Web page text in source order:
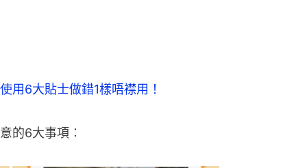
用6大貼士做錯1樣唔襟用！
的6大事項︰